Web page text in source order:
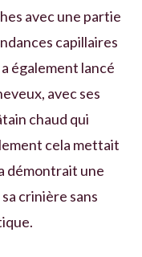
avec une partie
capillaires
également lancé
avec ses
chaud qui
cela mettait
démontrait une
crinière sans